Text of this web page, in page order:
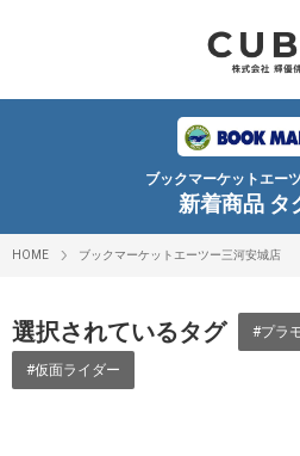
ブックマーケットエー
新着商品 タ
HOME ブックマーケットエーツー三河安城店
選択されているタグ #プラ
#仮面ライダー